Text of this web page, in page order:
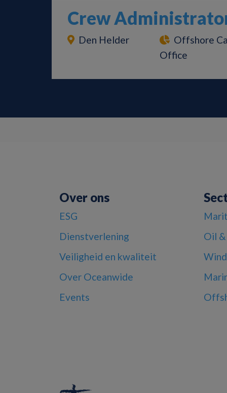
Crew
Den Helder
Offshore
Office
Over ons
ESG
Dienstverlening
Veiligheid en kwaliteit
Over Oceanwide
Events
Oil &